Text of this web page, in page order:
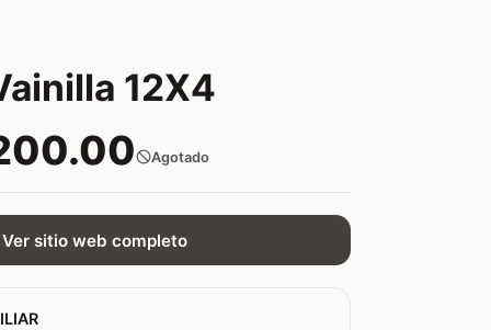
12X4
Agotado
Ver sitio web completo